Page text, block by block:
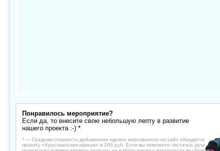
Понравилось мероприятие?
Если да, то внесите свою небольшую лепту в развитие
нашего проекта :-) *
* — Средняя стоимость добавления одного мероприятия на сайт обходится
проекту «Христианская афиша» в 200 руб. Если вы поможете частично (или